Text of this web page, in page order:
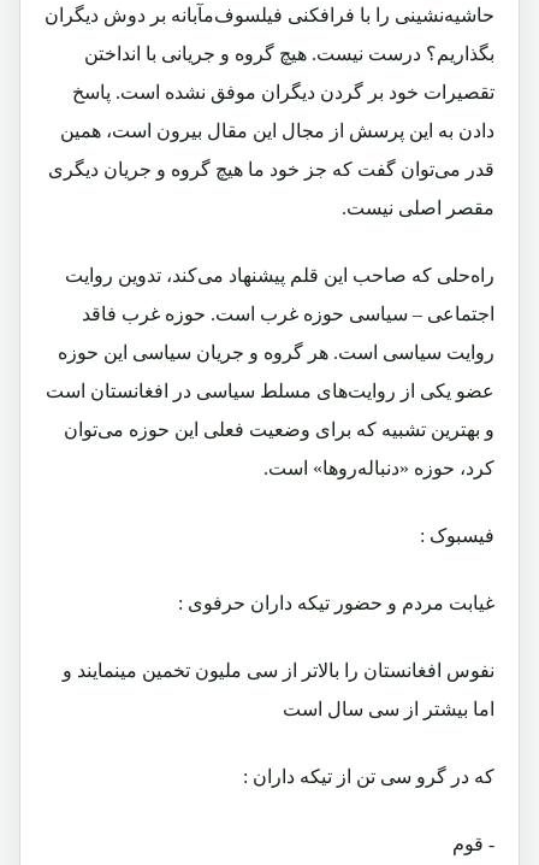
حاشیه‌نشینی را با فرافکنی فیلسوف‌مآبانه بر دوش دیگران
بگذاریم؟ درست نیست. هیچ گروه و جریانی با انداختن
تقصیرات خود بر گردن دیگران موفق نشده است. پاسخ
دادن به این پرسش از مجال این مقال بیرون است، همین
قدر می‌توان گفت که جز خود ما هیچ گروه و جریان دیگری
مقصر اصلی نیست.
راه‌حلی که صاحب این قلم پیشنهاد می‌کند، تدوین روایت
اجتماعی – سیاسی حوزه غرب است. حوزه غرب فاقد
روایت سیاسی است. هر گروه و جریان سیاسی این حوزه
عضو یکی از روایت‌های مسلط سیاسی در افغانستان است
و بهترین تشبیه که برای وضعیت فعلی این حوزه می‌توان
کرد، حوزه «دنباله‌روها» است.
فیسبوک :
غيابت مردم و حضور تيكه داران حرفوى :
نفوس افغانستان را بالاتر از سى مليون تخمين مينمايند و
اما بيشتر از سى سال است
كه در گرو سى تن از تيكه داران :
- قوم